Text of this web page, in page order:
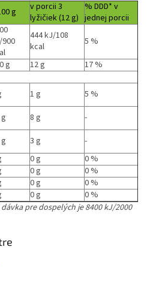
g
v porcii 3
lyžičiek (12 g)
% DDD* v
jednej porcii
444 kJ/108
kcal
5 %
g 12 g
17 %
1 g
5 %
8 g
-
3 g
-
0 g
0 %
0 g
0 %
0 g
0 %
0 g
0 %
pre dospelých je 8400 kJ/2000